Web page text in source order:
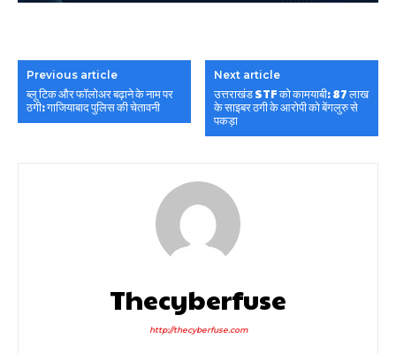
Previous article
ब्लू टिक और फॉलोअर बढ़ाने के नाम पर
ठगी: गाजियाबाद पुलिस की चेतावनी
Next article
उत्तराखंड STF को कामयाबी: 87 लाख
के साइबर ठगी के आरोपी को बेंगलुरु से
पकड़ा
Thecyberfuse
http://thecyberfuse.com